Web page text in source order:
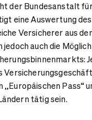
der Bundesanstalt
eine Auswertung
Versicherer aus
jedoch auch die
„Europäischen Pass“
tätig sein.